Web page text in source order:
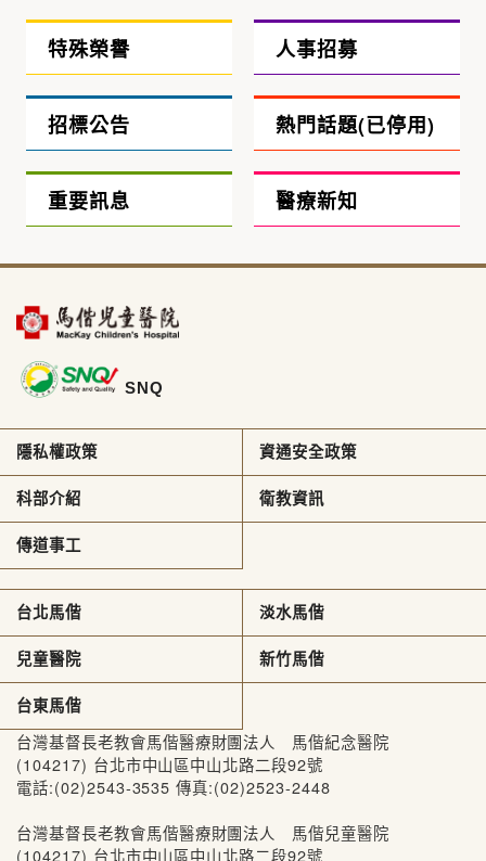
特殊榮譽 人事招募
招標公告 熱門話題(已停用)
重要訊息 醫療新知
SNQ
隱私權政策 資通安全政策
科部介紹 衛教資訊
傳道事工
台北馬偕 淡水馬偕
兒童醫院 新竹馬偕
台東馬偕
台灣基督長老教會馬偕醫療財團法人 馬偕紀念醫院
(104217) 台北市中山區中山北路二段92號
電話:(02)2543-3535 傳真:(02)2523-2448
台灣基督長老教會馬偕醫療財團法人 馬偕兒童醫院
(104217) 台北市中山區中山北路二段92號